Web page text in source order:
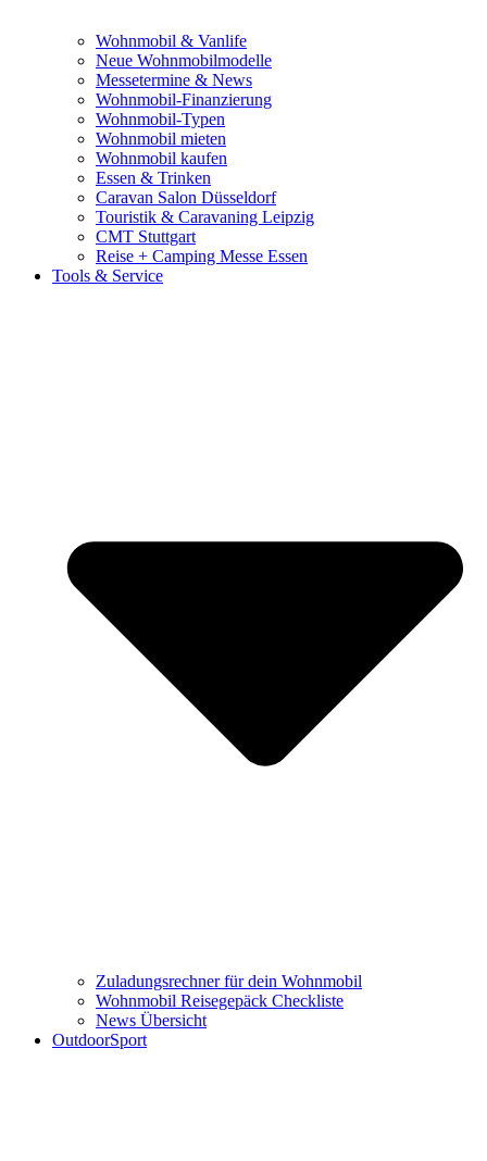
Wohnmobil & Vanlife
Neue Wohnmobilmodelle
Messetermine & News
Wohnmobil-Finanzierung
Wohnmobil-Typen
Wohnmobil mieten
Wohnmobil kaufen
Essen & Trinken
Caravan Salon Düsseldorf
Touristik & Caravaning Leipzig
CMT Stuttgart
Reise + Camping Messe Essen
Tools & Service
Zuladungsrechner für dein Wohnmobil
Wohnmobil Reisegepäck Checkliste
News Übersicht
OutdoorSport